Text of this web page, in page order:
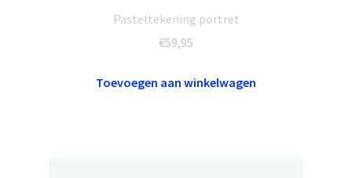
Pasteltekening portret
€59,95
Toevoegen aan winkelwagen